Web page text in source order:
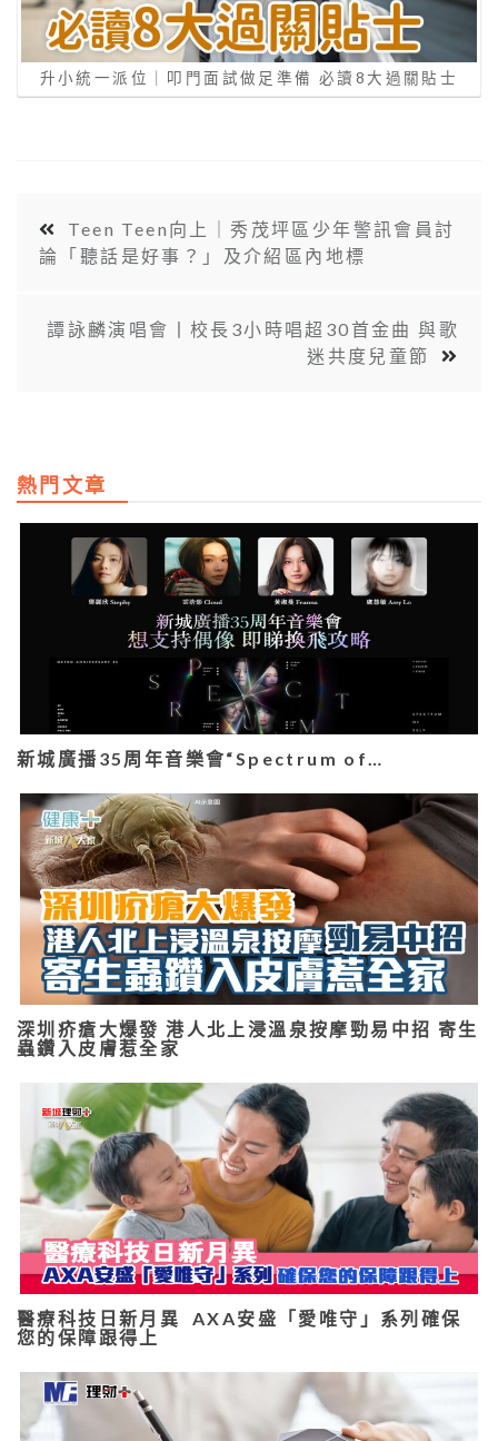
升小統一派位｜叩門面試做足準備 必讀8大過關貼士
Teen Teen向上｜秀茂坪區少年警訊會員討
論「聽話是好事？」及介紹區內地標
譚詠麟演唱會丨校長3小時唱超30首金曲 與歌
迷共度兒童節
熱門文章
新城廣播35周年音樂會“Spectrum of…
深圳疥瘡大爆發 港人北上浸溫泉按摩勁易中招 寄生
蟲鑽入皮膚惹全家
醫療科技日新月異 AXA安盛「愛唯守」系列確保
您的保障跟得上